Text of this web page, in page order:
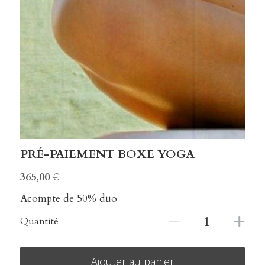
Connexion
Rechercher
PRÉ-PAIEMENT BOXE YOGA
365,00 €
Acompte de 50% duo
Quantité
Ajouter au panier